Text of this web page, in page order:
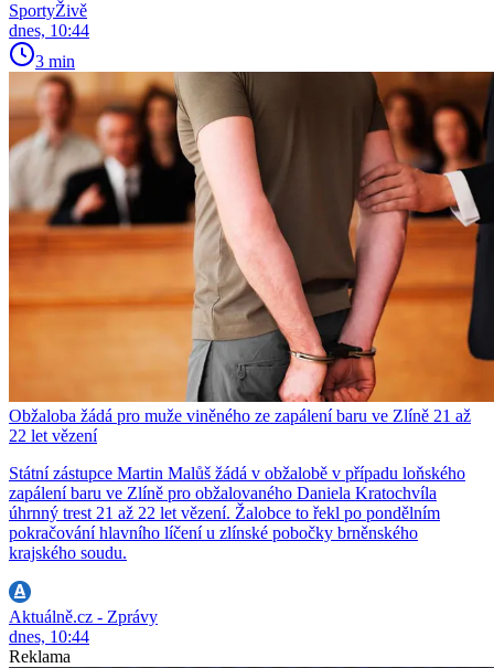
SportyŽivě
dnes, 10:44
3 min
Obžaloba žádá pro muže viněného ze zapálení baru ve Zlíně 21 až
22 let vězení
Státní zástupce Martin Malůš žádá v obžalobě v případu loňského
zapálení baru ve Zlíně pro obžalovaného Daniela Kratochvíla
úhrnný trest 21 až 22 let vězení. Žalobce to řekl po pondělním
pokračování hlavního líčení u zlínské pobočky brněnského
krajského soudu.
Aktuálně.cz - Zprávy
dnes, 10:44
Reklama